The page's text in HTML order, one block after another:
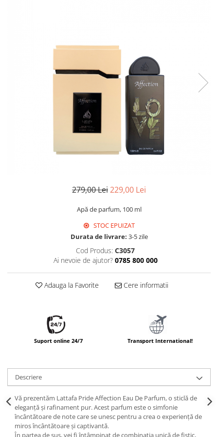
279,00 Lei229,00 Lei
Apă de parfum, 100 ml
STOC EPUIZAT
Durata de livrare: 3-5 zile
Cod Produs: C3057
Ai nevoie de ajutor? 0785 800 000
Adauga la Favorite Cere informatii
Suport online 24/7 Transport International!
Descriere
Vă prezentăm Lattafa Pride Affection Eau De Parfum, o sticlă de
eleganță și rafinament pur. Acest parfum este o simfonie
încântătoare de note care se unesc pentru a crea o experiență de
miros încântătoare și captivantă.
În partea de sus, vei fi întâmpinat de combinația unică de fistic,